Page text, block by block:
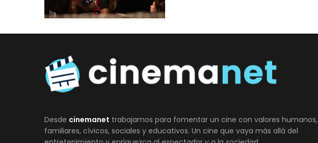
Desde cinemanet trabajamos para fomentar un cine con valores humanos,
familiares, cívicos, sociales y educativos. Un cine que vaya más allá del